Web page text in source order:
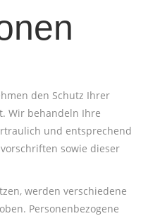
den Schutz Ihrer
Wir behandeln Ihre
und entsprechend
sowie dieser
werden verschiedene
Personenbezogene